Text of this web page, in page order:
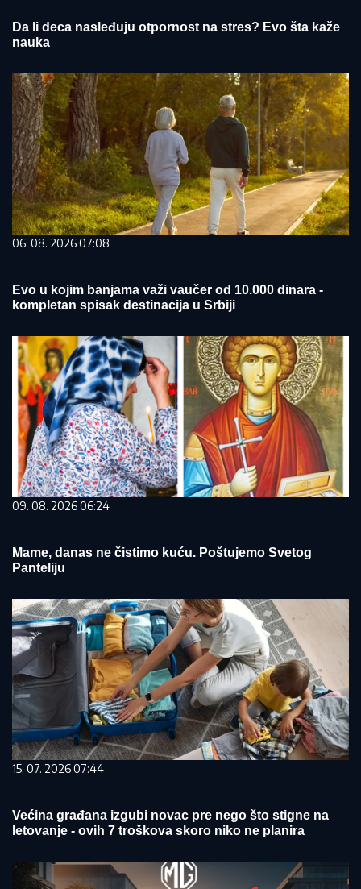
Da li deca nasleđuju otpornost na stres? Evo šta kaže
nauka
06. 08. 2026 07:08
Evo u kojim banjama važi vaučer od 10.000 dinara -
kompletan spisak destinacija u Srbiji
09. 08. 2026 06:24
Mame, danas ne čistimo kuću. Poštujemo Svetog
Panteliju
15. 07. 2026 07:44
Većina građana izgubi novac pre nego što stigne na
letovanje - ovih 7 troškova skoro niko ne planira